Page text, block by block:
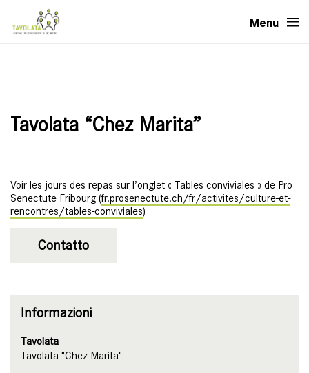
Menu
Tavolata “Chez Marita”
Voir les jours des repas sur l’onglet « Tables conviviales » de Pro
Senectute Fribourg (fr.prosenectute.ch/fr/activites/culture-et-
rencontres/tables-conviviales)
Contatto
Informazioni
Tavolata
Tavolata "Chez Marita"